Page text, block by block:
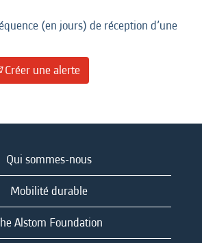
(en jours) de réception d’une
Créer une alerte
Qui sommes-nous
Mobilité durable
Alstom Foundation